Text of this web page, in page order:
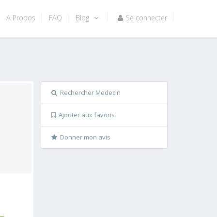
A Propos FAQ Blog Se connecter
Rechercher Medecin
Ajouter aux favoris
Donner mon avis